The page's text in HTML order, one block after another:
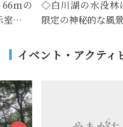
林について２カ月
風景。白川湖に…
飯豊
あり
イベント・アクティ